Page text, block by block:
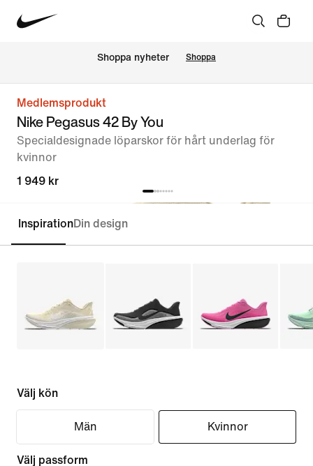
Shoppa nyheter Shoppa
Medlemsprodukt
Nike Pegasus 42 By You
Specialdesignade löparskor för hårt underlag för
kvinnor
1 949 kr
Specialdesigna
InspirationDin design
Välj kön
Män Kvinnor
Välj passform